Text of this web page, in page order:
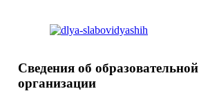
Сведения об образовательной
организации